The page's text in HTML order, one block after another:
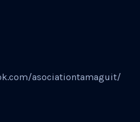
asociationtamaguit/